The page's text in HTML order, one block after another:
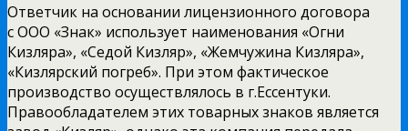
Ответчик на основании лицензионного договора
с ООО «Знак» использует наименования «Огни
Кизляра», «Седой Кизляр», «Жемчужина Кизляра»,
«Кизлярский погреб». При этом фактическое
производство осуществлялось в г.Ессентуки.
Правообладателем этих товарных знаков является